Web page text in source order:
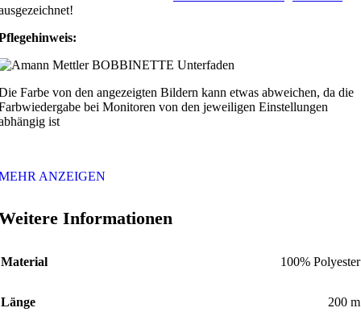
Farbe von den angezeigten Bildern kann etwas abweichen, da die
bei Monitoren von den jeweiligen Einstellungen
ist
ANZEIGEN
Informationen
Material 100% Polyester
Länge 200 m